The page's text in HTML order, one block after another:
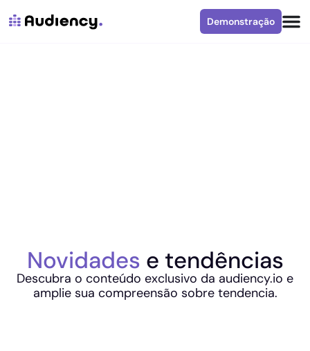
Demonstração
Novidades e tendências
Descubra o conteúdo exclusivo da audiency.io e
amplie sua compreensão sobre tendencia.